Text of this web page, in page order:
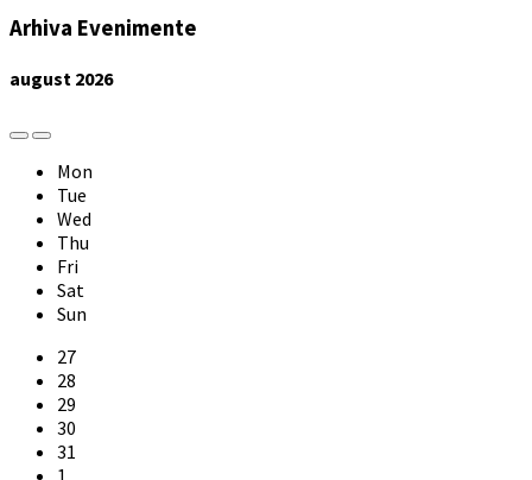
Arhiva Evenimente
august 2026
Previous
Month
Next
Month
Mon
Tue
Wed
Thu
Fri
Sat
Sun
Skip
calendar
days
27
28
29
30
31
1